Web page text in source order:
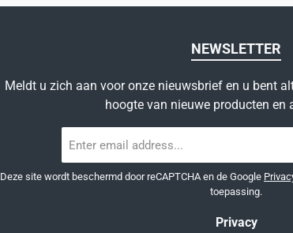
NEWSLETTER
Meldt u zich aan voor onze nieuwsbrief en u bent
hoogte van nieuwe producten en
mailadres
Deze site wordt beschermd door reCAPTCHA en de Google
toepassing.
Privacy